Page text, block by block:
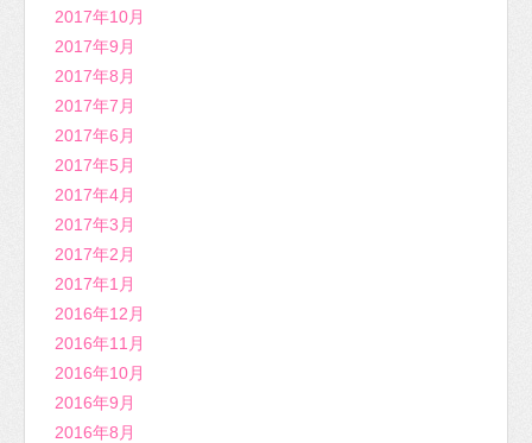
2017年10月
2017年9月
2017年8月
2017年7月
2017年6月
2017年5月
2017年4月
2017年3月
2017年2月
2017年1月
2016年12月
2016年11月
2016年10月
2016年9月
2016年8月